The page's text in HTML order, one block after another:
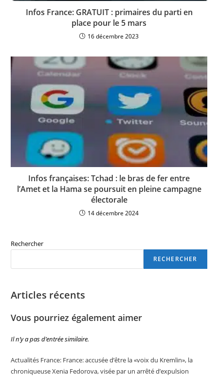
Infos France: GRATUIT : primaires du parti en
place pour le 5 mars
16 décembre 2023
Infos françaises: Tchad : le bras de fer entre
l’Amet et la Hama se poursuit en pleine campagne
électorale
14 décembre 2024
Rechercher
RECHERCHER
Articles récents
Vous pourriez également aimer
Il n’y a pas d’entrée similaire.
Actualités France: France: accusée d’être la «voix du Kremlin», la
chroniqueuse Xenia Fedorova, visée par un arrêté d’expulsion